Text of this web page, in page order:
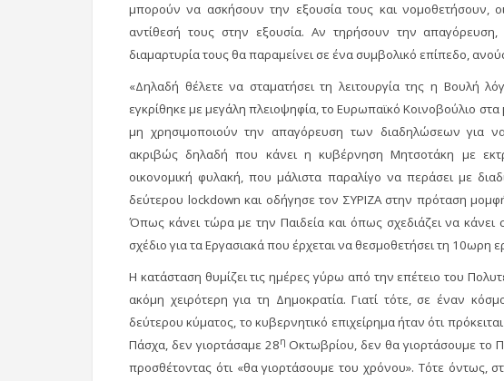
μπορούν να ασκήσουν την εξουσία τους και νομοθετήσουν,
αντίθεσή τους στην εξουσία. Αν τηρήσουν την απαγόρευση,
διαμαρτυρία τους θα παραμείνει σε ένα συμβολικό επίπεδο,
«Δηλαδή θέλετε να σταματήσει τη λειτουργία της η Βουλή
εγκρίθηκε με μεγάλη πλειοψηφία, το Ευρωπαϊκό Κοινοβούλιο
μη χρησιμοποιούν την απαγόρευση των διαδηλώσεων για
ακριβώς δηλαδή που κάνει η κυβέρνηση Μητσοτάκη με
οικονομική φυλακή, που μάλιστα παραλίγο να περάσει με
δεύτερου lockdown και οδήγησε τον ΣΥΡΙΖΑ στην πρόταση
Όπως κάνει τώρα με την Παιδεία και όπως σχεδιάζει να κάνει
σχέδιο για τα Εργασιακά που έρχεται να θεσμοθετήσει τη 10ωρη
Η κατάσταση θυμίζει τις ημέρες γύρω από την επέτειο του
ακόμη χειρότερη για τη Δημοκρατία. Γιατί τότε, σε έναν
δεύτερου κύματος, το κυβερνητικό επιχείρημα ήταν ότι
Πάσχα, δεν γιορτάσαμε 28η Οκτωβρίου, δεν θα γιορτάσουμε το
προσθέτοντας ότι «θα γιορτάσουμε του χρόνου». Τότε όντως,